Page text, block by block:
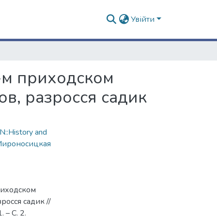
Увійти
приходском
разросся садик
and
садик //
– С. 2.